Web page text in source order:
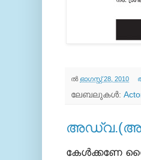
ല്‍ ഓഗസ്റ്റ് 28, 2010
ലേബലുകള്‍:
കേള്‍ക്കണേ